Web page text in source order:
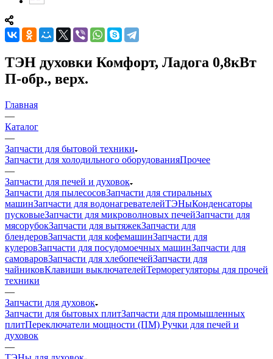
ТЭН духовки Комфорт, Ладога 0,8кВт
П-обр., верх.
Главная
—
Каталог
—
Запчасти для бытовой техники
Запчасти для холодильного оборудованияПрочее
—
Запчасти для печей и духовок
Запчасти для пылесосовЗапчасти для стиральных
машинЗапчасти для водонагревателейТЭНыКонденсаторы
пусковыеЗапчасти для микроволновых печейЗапчасти для
мясорубокЗапчасти для вытяжекЗапчасти для
блендеровЗапчасти для кофемашинЗапчасти для
кулеровЗапчасти для посудомоечных машинЗапчасти для
самоваровЗапчасти для хлебопечейЗапчасти для
чайниковКлавиши выключателейТерморегуляторы для прочей
техники
—
Запчасти для духовок
Запчасти для бытовых плитЗапчасти для промышленных
плитПереключатели мощности (ПМ) Ручки для печей и
духовок
—